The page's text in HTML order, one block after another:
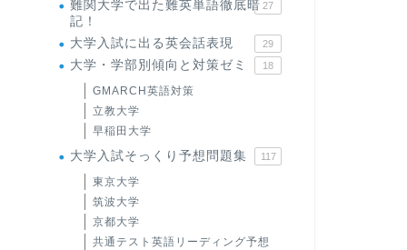
難関大学で出た難英単語徹底暗
記！
27
大学入試に出る英会話表現 29
大学・学部別傾向と対策ゼミ 18
GMARCH英語対策
立教大学
早稲田大学
大学入試そっくり予想問題集 117
東京大学
筑波大学
京都大学
共通テスト英語リーディング予想